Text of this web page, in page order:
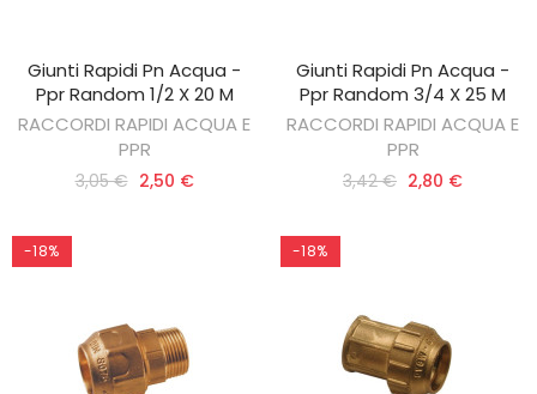
AGGIUNGI AL CARRELLO
Giunti Rapidi Pn Acqua -
Ppr Random 1/2 X 20 M
RACCORDI RAPIDI ACQUA E
PPR
3,05 € 2,50 €
AGGIUNGI AL CARRELLO
Giunti Rapidi Pn Acqua -
Ppr Random 3/4 X 25 M
RACCORDI RAPIDI ACQUA E
PPR
3,42 € 2,80 €
-18% -18%